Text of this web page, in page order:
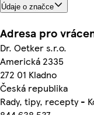
Údaje o značce
Adresa pro
Dr. Oetker s.r.o.
Americká 2335
272 01 Kladno
Česká republika
Rady, tipy, recepty -